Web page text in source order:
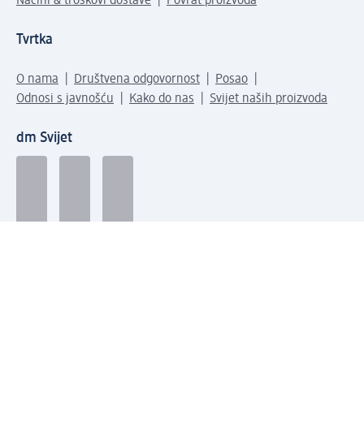
Tvrtka
O nama Društvena odgovornost
Posao
Odnosi s javnošću
Kako do nas Svijet naših proizvoda
dm Svijet